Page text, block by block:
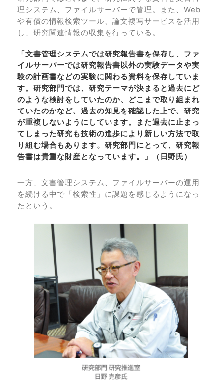
理システム、ファイルサーバーで管理。また、Web
や有償の情報検索ツール、論文複写サービスを活用
し、研究関連情報の収集を行っている。
「文書管理システムでは研究報告書を保存し、ファ
イルサーバーでは研究報告書以外の実験データや実
験の計画書などの実験に関わる資料を保存していま
す。研究部門では、研究テーマが決まると過去にど
のような検討をしていたのか、どこまで取り組まれ
ていたのかなど、過去の知見を確認した上で、研究
が重複しないようにしています。また過去に止まっ
てしまった研究も技術の進歩により新しい方法で取
り組む場合もあります。研究部門にとって、研究報
告書は貴重な財産となっています。」（日野氏）
一方、文書管理システム、ファイルサーバーの運用
を続ける中で「検索性」に課題を感じるようになっ
たという。